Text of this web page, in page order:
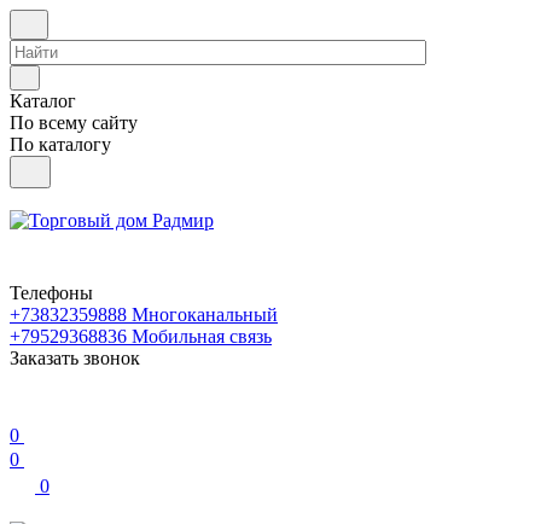
Каталог
По всему сайту
По каталогу
Телефоны
+73832359888 Многоканальный
+79529368836 Мобильная связь
Заказать звонок
0
0
0